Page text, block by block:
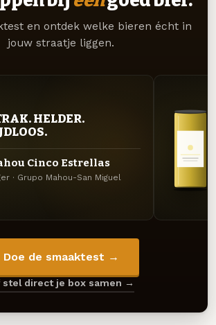
en ontdek welke bieren écht in
jouw straatje liggen.
HELDER.
Cinco Estrellas
· Grupo Mahou-San Miguel
Doe de smaaktest →
stel direct je box samen →